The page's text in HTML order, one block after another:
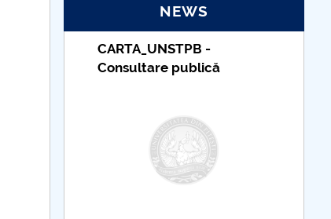
NEWS
Taxe de școlarizare
indexate – Centrul